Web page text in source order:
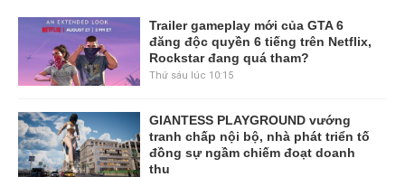
Trailer gameplay mới của GTA 6
đăng độc quyền 6 tiếng trên Netflix,
Rockstar đang quá tham?
Thứ sáu lúc 10:15
GIANTESS PLAYGROUND vướng
tranh chấp nội bộ, nhà phát triển tố
đồng sự ngầm chiếm đoạt doanh
thu